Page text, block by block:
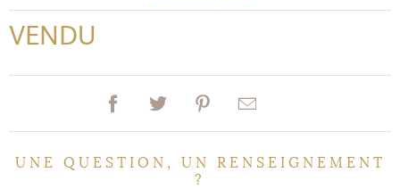
VENDU
UNE QUESTION, UN RENSEIGNEMENT
?